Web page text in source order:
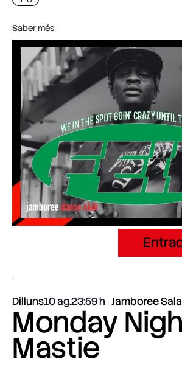
Saber més
Dilluns10 ag.23:59 Jamboree Sala
Monday
Mastie